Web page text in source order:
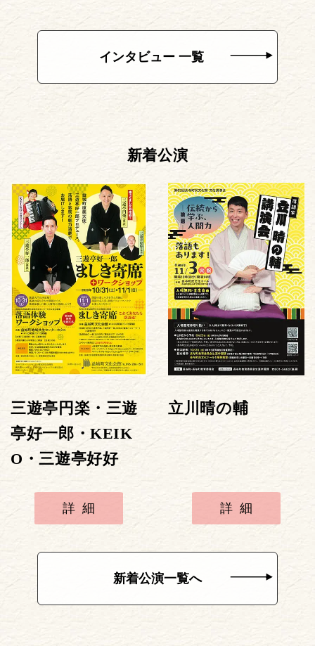
インタビュー 一覧
新着公演
三遊亭円楽・三遊
亭好一郎・KEIK
O・三遊亭好好
詳細
立川晴の輔
詳細
新着公演一覧へ